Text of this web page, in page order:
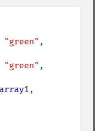
"green"
"green"